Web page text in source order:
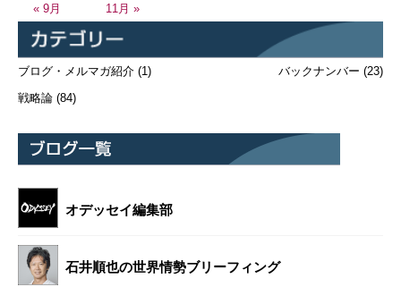
« 9月 11月 »
ブログ・メルマガ紹介 (1)
戦略論 (84)
バックナンバー (23)
オデッセイ編集部
石井順也の世界情勢ブリーフィング